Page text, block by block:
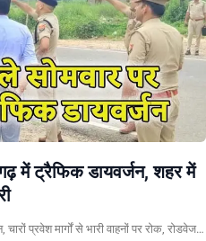
में ट्रैफिक डायवर्जन, शहर में
प्रवेश मार्गों से भारी वाहनों पर रोक, रोडवेज…